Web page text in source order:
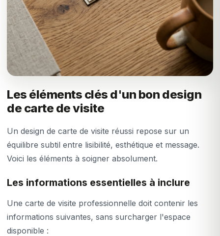
Les éléments clés d'un bon design
de carte de visite
Un design de carte de visite réussi repose sur un
équilibre subtil entre lisibilité, esthétique et message.
Voici les éléments à soigner absolument.
Les informations essentielles à inclure
Une carte de visite professionnelle doit contenir les
informations suivantes, sans surcharger l'espace
disponible :